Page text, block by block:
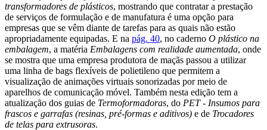
transformadores de plásticos, mostrando que contratar a prestação
de serviços de formulação e de manufatura é uma opção para
empresas que se vêm diante de tarefas para as quais não estão
apropriadamente equipadas. E na pág. 40, no caderno O plástico na
embalagem, a matéria Embalagens com realidade aumentada, onde
se mostra que uma empresa produtora de maçãs passou a utilizar
uma linha de bags flexíveis de polietileno que permitem a
visualização de animações virtuais sonorizadas por meio de
aparelhos de comunicação móvel. Também nesta edição tem a
atualização dos guias de Termoformadoras, do PET - Insumos para
frascos e garrafas (resinas, pré-formas e aditivos) e de Trocadores
de telas para extrusoras.